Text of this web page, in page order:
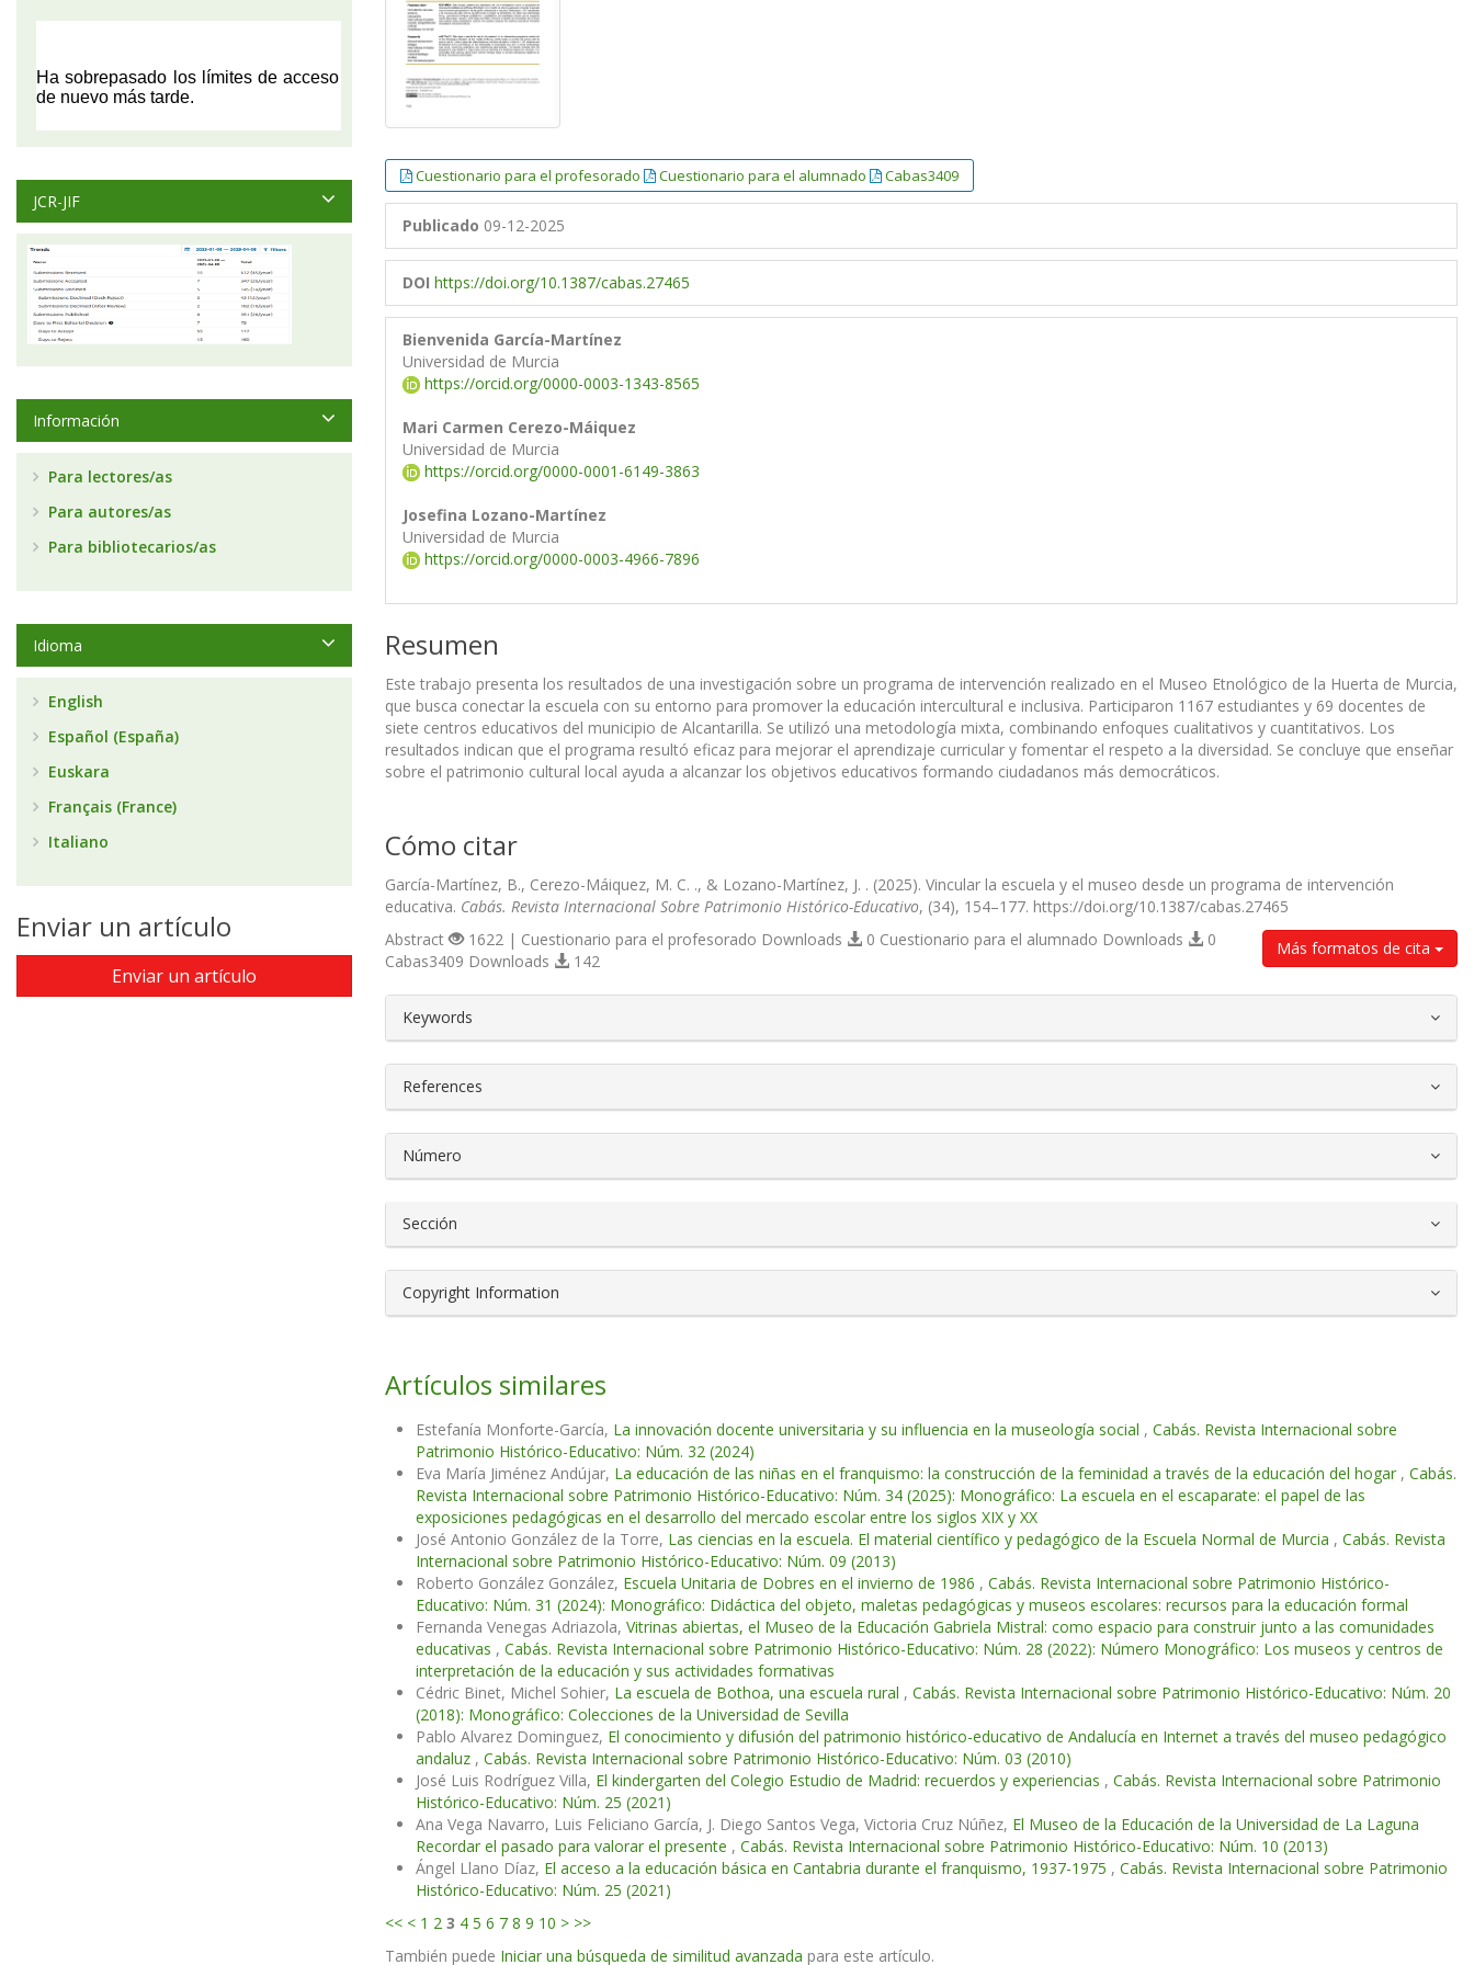
Cuestionario para el profesorado Cuestionario para el alumnado Cabas3409
Publicado 09-12-2025
DOI https://doi.org/10.1387/cabas.27465
Bienvenida García-Martínez
Universidad de Murcia
https://orcid.org/0000-0003-1343-8565
Mari Carmen Cerezo-Máiquez
Universidad de Murcia
https://orcid.org/0000-0001-6149-3863
Josefina Lozano-Martínez
Universidad de Murcia
https://orcid.org/0000-0003-4966-7896
Resumen
Este trabajo presenta los resultados de una investigación sobre un programa de intervención realizado en el Museo Etnológico de la Huerta de Murcia,
que busca conectar la escuela con su entorno para promover la educación intercultural e inclusiva. Participaron 1167 estudiantes y 69 docentes de
siete centros educativos del municipio de Alcantarilla. Se utilizó una metodología mixta, combinando enfoques cualitativos y cuantitativos. Los
resultados indican que el programa resultó eficaz para mejorar el aprendizaje curricular y fomentar el respeto a la diversidad. Se concluye que enseñar
sobre el patrimonio cultural local ayuda a alcanzar los objetivos educativos formando ciudadanos más democráticos.
Cómo citar
García-Martínez, B., Cerezo-Máiquez, M. C. ., & Lozano-Martínez, J. . (2025). Vincular la escuela y el museo desde un programa de intervención
educativa. Cabás. Revista Internacional Sobre Patrimonio Histórico-Educativo, (34), 154–177. https://doi.org/10.1387/cabas.27465
Más formatos de cita
Abstract 1622 | Cuestionario para el profesorado Downloads 0 Cuestionario para el alumnado Downloads
0
Cabas3409 Downloads
142
##plugins.themes.bootstrap3.article.details##
Keywords
References
Número
Sección
Copyright Information
Artículos similares
Estefanía Monforte-García, La innovación docente universitaria y su influencia en la museología social , Cabás. Revista Internacional sobre
Patrimonio Histórico-Educativo: Núm. 32 (2024)
Eva María Jiménez Andújar, La educación de las niñas en el franquismo: la construcción de la feminidad a través de la educación del hogar , Cabás.
Revista Internacional sobre Patrimonio Histórico-Educativo: Núm. 34 (2025): Monográfico: La escuela en el escaparate: el papel de las
exposiciones pedagógicas en el desarrollo del mercado escolar entre los siglos XIX y XX
José Antonio González de la Torre, Las ciencias en la escuela. El material científico y pedagógico de la Escuela Normal de Murcia , Cabás. Revista
Internacional sobre Patrimonio Histórico-Educativo: Núm. 09 (2013)
Roberto González González, Escuela Unitaria de Dobres en el invierno de 1986 , Cabás. Revista Internacional sobre Patrimonio Histórico-
Educativo: Núm. 31 (2024): Monográfico: Didáctica del objeto, maletas pedagógicas y museos escolares: recursos para la educación formal
Fernanda Venegas Adriazola, Vitrinas abiertas, el Museo de la Educación Gabriela Mistral: como espacio para construir junto a las comunidades
educativas , Cabás. Revista Internacional sobre Patrimonio Histórico-Educativo: Núm. 28 (2022): Número Monográfico: Los museos y centros de
interpretación de la educación y sus actividades formativas
Cédric Binet, Michel Sohier, La escuela de Bothoa, una escuela rural , Cabás. Revista Internacional sobre Patrimonio Histórico-Educativo: Núm. 20
(2018): Monográfico: Colecciones de la Universidad de Sevilla
Pablo Alvarez Dominguez, El conocimiento y difusión del patrimonio histórico-educativo de Andalucía en Internet a través del museo pedagógico
andaluz , Cabás. Revista Internacional sobre Patrimonio Histórico-Educativo: Núm. 03 (2010)
José Luis Rodríguez Villa, El kindergarten del Colegio Estudio de Madrid: recuerdos y experiencias , Cabás. Revista Internacional sobre Patrimonio
Histórico-Educativo: Núm. 25 (2021)
Ana Vega Navarro, Luis Feliciano García, J. Diego Santos Vega, Victoria Cruz Núñez, El Museo de la Educación de la Universidad de La Laguna
Recordar el pasado para valorar el presente , Cabás. Revista Internacional sobre Patrimonio Histórico-Educativo: Núm. 10 (2013)
Ángel Llano Díaz, El acceso a la educación básica en Cantabria durante el franquismo, 1937-1975 , Cabás. Revista Internacional sobre Patrimonio
Histórico-Educativo: Núm. 25 (2021)
<< < 1 2 3 4 5 6 7 8 9 10 > >>
También puede Iniciar una búsqueda de similitud avanzada para este artículo.
JCR-JIF
Información
Para lectores/as
Para autores/as
Para bibliotecarios/as
Idioma
English
Español (España)
Euskara
Français (France)
Italiano
Enviar un artículo
Enviar un artículo